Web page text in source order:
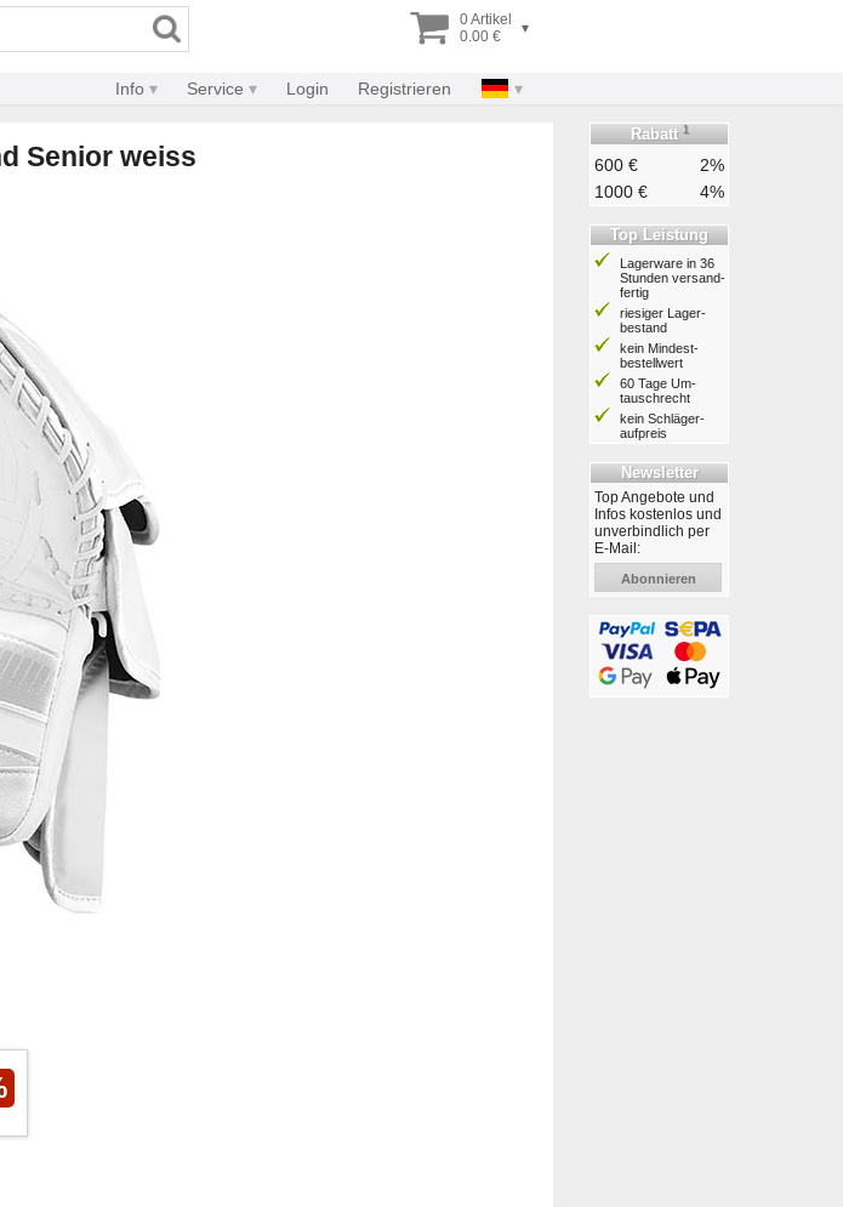
0 Artikel
0.00 €
▾
Info Service Login Registrieren
Senior weiss
Rabatt 1
600 €
2%
1000 €
4%
Top Leistung
Lagerware in 36
Stunden ver­sand­
fertig
riesiger Lager­
bestand
kein Mindest­
bestell­wert
60 Tage Um­
tausch­recht
kein Schläger­
aufpreis
Newsletter
Top Angebote und
Infos kostenlos und
unverbindlich per
E-Mail:
Abonnieren